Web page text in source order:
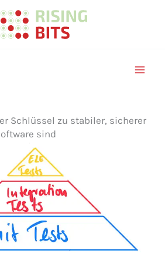
Schlüssel zu stabiler, sicherer
sind